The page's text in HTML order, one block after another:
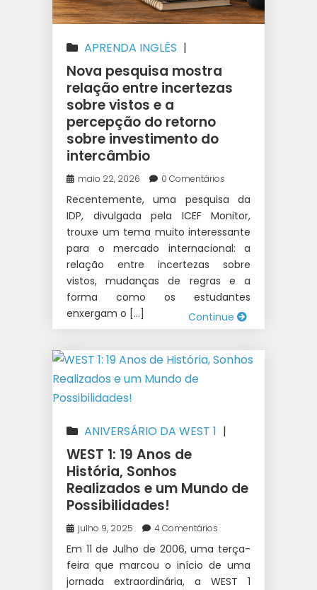
APRENDA INGLÊS |
INTERCÂMBIO |WEST 1
INTERCÂMBIO
Nova pesquisa mostra
relação entre incertezas
sobre vistos e a
percepção do retorno
sobre investimento do
intercâmbio
maio 22, 2026 0 Comentários
Recentemente, uma pesquisa da
IDP, divulgada pela ICEF Monitor,
trouxe um tema muito interessante
para o mercado internacional: a
relação entre incertezas sobre
vistos, mudanças de regras e a
forma como os estudantes
enxergam o […]
Continue
ANIVERSÁRIO DA WEST 1 |
APRENDA INGLÊS | AUSTRÁLIA
CURSO SUPERIOR NA AUSTRÁLIA
|INTERCÂMBIO |UNIVERSIDADE
NA AUSTRÁLIA |WEST 1
INTERCÂMBIO
WEST 1: 19 Anos de
História, Sonhos
Realizados e um Mundo de
Possibilidades!
julho 9, 2025 4 Comentários
Em 11 de Julho de 2006, uma terça-
feira que marcou o início de uma
jornada extraordinária, a WEST 1